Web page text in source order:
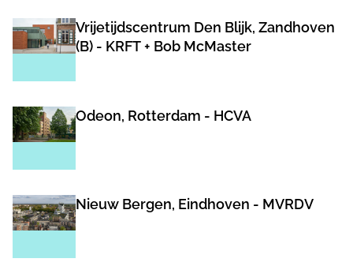
Vrijetijdscentrum Den Blijk, Zandhoven
(B) - KRFT + Bob McMaster
Odeon, Rotterdam - HCVA
Nieuw Bergen, Eindhoven - MVRDV